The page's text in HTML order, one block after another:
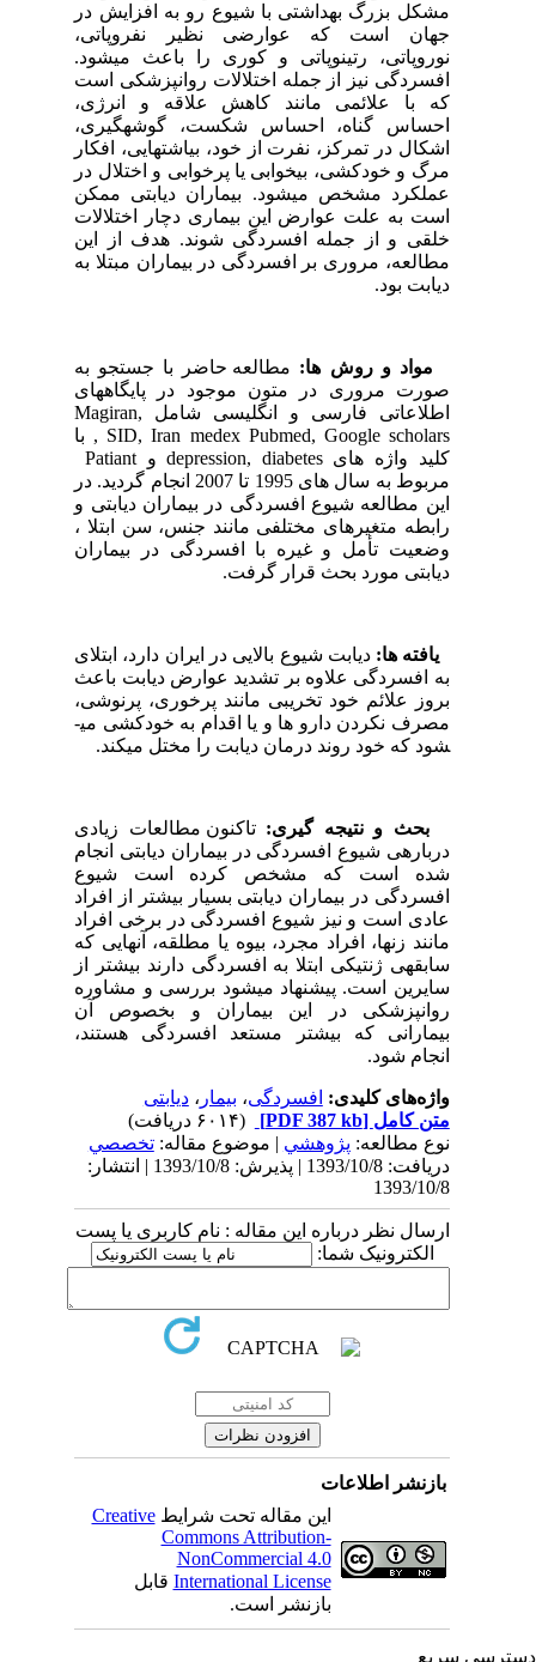
مشکل بزرگ بهداشتی با شیوع رو به افزایش در
جهان است که عوارضی نظیر نفروپاتی،
نوروپاتی، رتینوپاتی و کوری را باعث می­شود.
افسردگی نیز از جمله اختلالات روانپزشکی است
که با علائمی مانند کاهش علاقه و انرژی،
احساس گناه، احساس شکست، گوشه­گیری،
اشکال در تمرکز، نفرت از خود، بی­اشتهایی، افکار
مرگ و خودکشی، بی­خوابی یا پرخوابی و اختلال در
عملکرد مشخص می­شود. بیماران دیابتی ممکن
است به علت عوارض این بیماری دچار اختلالات
خلقی و از جمله افسردگی شوند. هدف از این
مطالعه، مروری بر افسردگی در بیماران مبتلا به
دیابت بود.
مواد و روش ها:مطالعه حاضر با جستجو به
صورت مروری در متون موجود در پایگاههای
اطلاعاتی فارسی و انگلیسی شامل Magiran,
SID, Iran medex Pubmed, Google scholars , با
کلید واژه های depression, diabetes و Patiant
مربوط به سال های 1995 تا 2007 انجام گردید. در
این مطالعه شیوع افسردگی در بیماران دیابتی و
رابطه متغیرهای مختلفی مانند جنس، سن ابتلا ،
وضعیت تأمل و غیره با افسردگی در بیماران
دیابتی مورد بحث قرار گرفت.
یافته ها:دیابت شیوع بالایی در ایران دارد، ابتلای
به افسردگی علاوه بر تشدید عوارض دیابت باعث
بروز علائم خود تخریبی مانند پرخوری، پرنوشی،
مصرف نکردن دارو ها و یا اقدام به خودکشی می­
شود که خود روند درمان دیابت را مختل می­کند.
بحث و نتیجه گیری:تاکنون مطالعات زیادی
درباره­ی شیوع افسردگی در بیماران دیابتی انجام
شده است که مشخص کرده است شیوع
افسردگی در بیماران دیابتی بسیار بیشتر از افراد
عادی است و نیز شیوع افسردگی در برخی افراد
مانند زن­ها، افراد مجرد، بیوه یا مطلقه، آنهایی که
سابقه­ی ژنتیکی ابتلا به افسردگی دارند بیشتر از
سایرین است. پیشنهاد می­شود بررسی و مشاوره
روانپزشکی در این بیماران و بخصوص آن
بیمارانی که بیشتر مستعد افسردگی هستند،
انجام شود.
واژه‌های کلیدی:افسردگی،بیمار، دیابتی
متن کامل[PDF 387 kb]
نوع مطالعه:پژوهشي| موضوع مقاله:تخصصي
دریافت: 1393/10/8 | پذیرش: 1393/10/8 | انتشار:
1393/10/8
ارسال نظر درباره این مقاله : نام کاربری یا پست
الکترونیک شما:
بازنشر اطلاعات
این مقاله تحت شرایطCreative
Commons Attribution-
NonCommercial 4.0
International Licenseقابل
بازنشر است.
سریع